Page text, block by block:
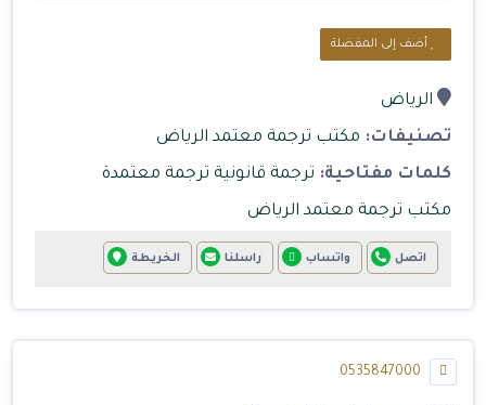
أضف إلى المفضلة
الرياض
تصنيفات: مكتب ترجمة معتمد الرياض
كلمات مفتاحية: ترجمة قانونية ترجمة معتمدة
مكتب ترجمة معتمد الرياض
اتصل واتساب راسلنا الخريطة